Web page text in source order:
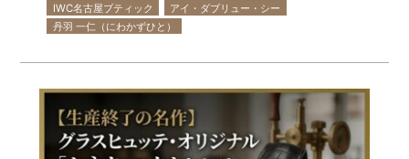
IWC名古屋ブティック
アイ・ダブリュー・シー
丹羽 一仁（にわかずひと）